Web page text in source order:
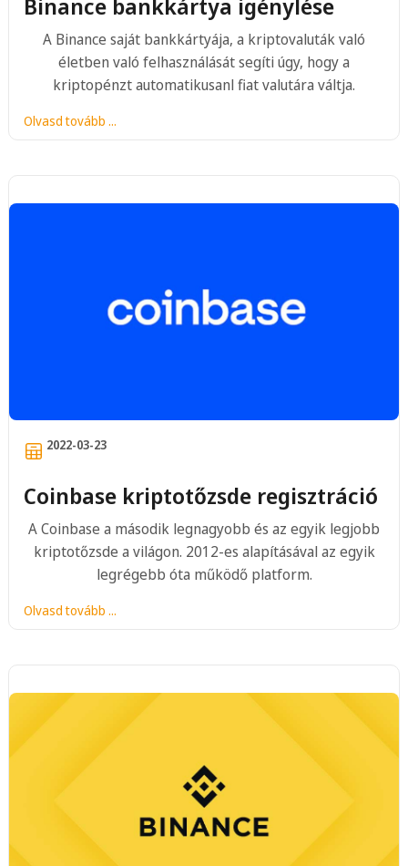
Binance bankkártya igénylése
A Binance saját bankkártyája, a kriptovaluták való
életben való felhasználását segíti úgy, hogy a
kriptopénzt automatikusanl fiat valutára váltja.
Olvasd tovább ...
2022-03-23
Coinbase kriptotőzsde regisztráció
A Coinbase a második legnagyobb és az egyik legjobb
kriptotőzsde a világon. 2012-es alapításával az egyik
legrégebb óta működő platform.
Olvasd tovább ...